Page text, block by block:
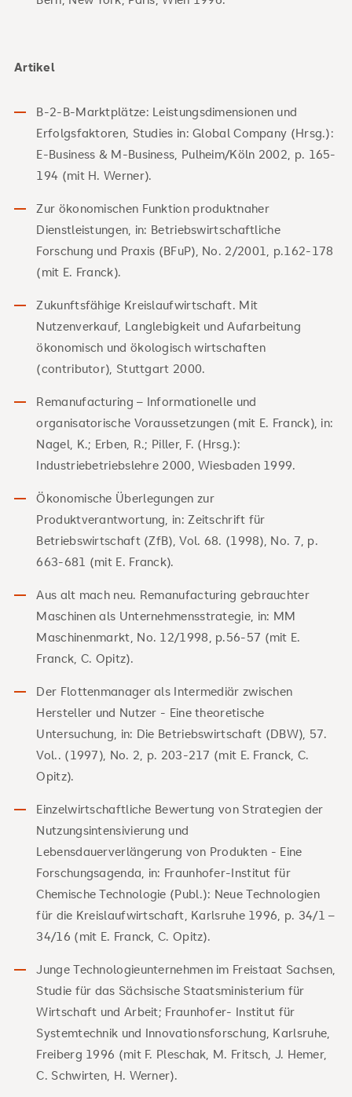
Artikel
B-2-B-Marktplätze: Leistungsdimensionen und
Erfolgsfaktoren, Studies in: Global Company (Hrsg.):
E-Business & M-Business, Pulheim/Köln 2002, p. 165-
194 (mit H. Werner).
Zur ökonomischen Funktion produktnaher
Dienstleistungen, in: Betriebswirtschaftliche
Forschung und Praxis (BFuP), No. 2/2001, p.162-178
(mit E. Franck).
Zukunftsfähige Kreislaufwirtschaft. Mit
Nutzenverkauf, Langlebigkeit und Aufarbeitung
ökonomisch und ökologisch wirtschaften
(contributor), Stuttgart 2000.
Remanufacturing – Informationelle und
organisatorische Voraussetzungen (mit E. Franck), in:
Nagel, K.; Erben, R.; Piller, F. (Hrsg.):
Industriebetriebslehre 2000, Wiesbaden 1999.
Ökonomische Überlegungen zur
Produktverantwortung, in: Zeitschrift für
Betriebswirtschaft (ZfB), Vol. 68. (1998), No. 7, p.
663-681 (mit E. Franck).
Aus alt mach neu. Remanufacturing gebrauchter
Maschinen als Unternehmensstrategie, in: MM
Maschinenmarkt, No. 12/1998, p.56-57 (mit E.
Franck, C. Opitz).
Der Flottenmanager als Intermediär zwischen
Hersteller und Nutzer - Eine theoretische
Untersuchung, in: Die Betriebswirtschaft (DBW), 57.
Vol.. (1997), No. 2, p. 203-217 (mit E. Franck, C.
Opitz).
Einzelwirtschaftliche Bewertung von Strategien der
Nutzungsintensivierung und
Lebensdauerverlängerung von Produkten - Eine
Forschungsagenda, in: Fraunhofer-Institut für
Chemische Technologie (Publ.): Neue Technologien
für die Kreislaufwirtschaft, Karlsruhe 1996, p. 34/1 –
34/16 (mit E. Franck, C. Opitz).
Junge Technologieunternehmen im Freistaat Sachsen,
Studie für das Sächsische Staatsministerium für
Wirtschaft und Arbeit; Fraunhofer- Institut für
Systemtechnik und Innovationsforschung, Karlsruhe,
Freiberg 1996 (mit F. Pleschak, M. Fritsch, J. Hemer,
C. Schwirten, H. Werner).